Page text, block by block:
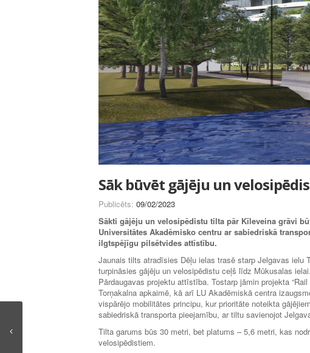
Sāk būvēt gājēju un
Publicēts: 09/02/2023
Sākti gājēju un velosipēdistu tilta pār Kīleveina grāvi
Universitātes Akadēmisko centru ar sabiedriskā
ilgtspējīgu pilsētvides attīstību.
Jaunais tilts atradīsies Dēļu ielas trasē starp Jelgavas ielu
turpināsies gājēju un velosipēdistu ceļš līdz Mūkusalas
Pārdaugavas projektu attīstība. Tostarp jāmin projekta
Torņakalna apkaimē, kā arī LU Akadēmiskā centra
vispārējo mobilitātes principu, kur prioritāte noteikta
sabiedriskā transporta pieejamību, ar tiltu savienojot
Tilta garums būs 30 metri, bet platums – 5,6 metri, kas
velosipēdistiem.